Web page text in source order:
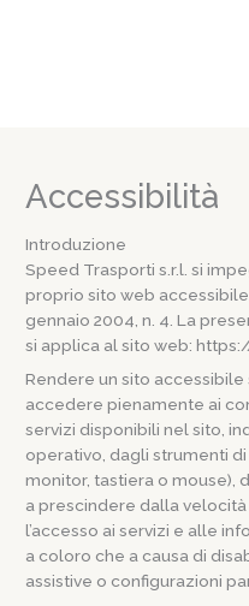
Accessibilità
Introduzione
Speed Trasporti s.r.l. si
proprio sito web
gennaio 2004, n. 4. La
si applica al sito web:
Rendere un sito
accedere pienamente ai
servizi disponibili nel sito,
operativo, dagli strumenti
monitor, tastiera o mouse),
a prescindere dalla
l’accesso ai servizi e alle
a coloro che a causa di
assistive o configurazioni